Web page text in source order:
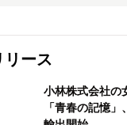
リース
小林株式会社の
「青春の記憶